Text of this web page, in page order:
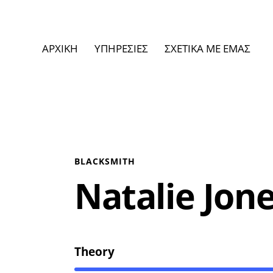
ΑΡΧΙΚΗ ΥΠΗΡΕΣΙΕΣ ΣΧΕΤΙΚΑ ΜΕ ΕΜΑΣ
BLACKSMITH
Natalie
Theory